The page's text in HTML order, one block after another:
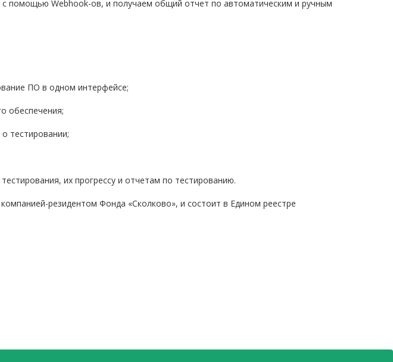
с помощью Webhook-ов, и получаем общий отчет по автоматическим и ручным
ПО в одном интерфейсе;
обеспечения;
тестировании;
их прогрессу и отчетам по тестированию.
резидентом Фонда «Сколково», и состоит в Едином реестре